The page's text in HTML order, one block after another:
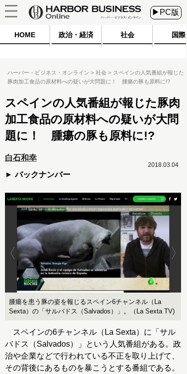
▶PC版
HOME 政治・経済 社会 国際
ハーバー・ビジネス・オンライン 社会
スペインの人気番組が報じた
豚肉加工食品の原材料への疑いが大問題に！ 腫瘍の豚も原料に!?
スペインの人気番組が報じた豚肉
加工食品の原材料への疑いが大問
題に！ 腫瘍の豚も原料に!?
白石和幸
バックナンバー
2018.03.04
腫瘍を患う豚の姿を報じるスペイン6チャンネル（La
Sexta）の「サルバドス（Salvados）」。（La Sexta TV)
スペインの6チャンネル（La Sexta）に「サル
バドス（Salvados）」という人気番組がある。政
治や企業などで行われている不正を取り上げて、
その背後にあるものを暴こうとする番組である。